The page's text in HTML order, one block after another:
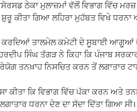
ਠੇਕਾ ਮੁਲਾਜ਼ਮਾਂ ਵੱਲੋਂ ਵਿਭਾਗ ਵਿੱਚ
ਕੀਤਾ ਗਿਆ ਲਹਿਰਾ ਮੁਹੱਬਤ ਵਿਖੇ ਧਰਨਾ
ਤਾਲਮੇਲ ਕਮੇਟੀ ਦੇ ਸੂਬਾਈ ਆਗੂਆਂ
ਸਿੰਘ ਤੱਗੜ ਨੇ ਕਿਹਾ ਕਿ ਪੰਜਾਬ
ਤਨਖ਼ਾਹ ਨਿਸਚਿਤ ਕਰਨ ਤੋਂ ਲਗਾਤਾਰ
ਕਿ ਵਿਭਾਗ ਵਿੱਚ ਪੱਕਾ ਕਰਨ ਅਤੇ
ਧਰਨਾ ਦੇਣ ਦਾ ਸੱਦਾ ਦਿੱਤਾ ਗਿਆ